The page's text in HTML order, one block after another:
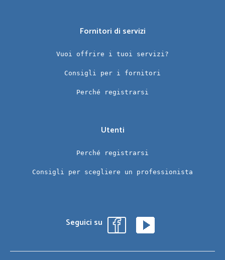
Fornitori di servizi
Vuoi offrire i tuoi servizi?
Consigli per i fornitori
Perché registrarsi
Utenti
Perché registrarsi
Consigli per scegliere un professionista
Seguici su